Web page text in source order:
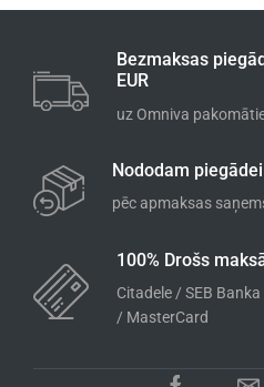
Bezmaksas
EUR
uz Omniva
Nododam
pēc apmaksas
100% Drošs
Citadele / SEB
/ MasterCard